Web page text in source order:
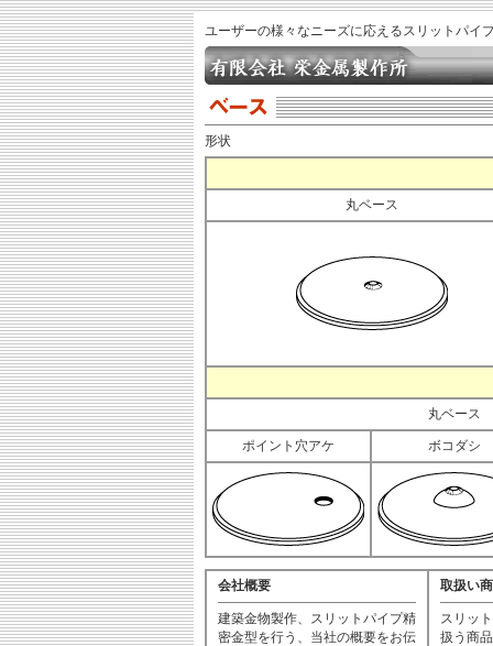
ユーザーの様々なニーズに応えるスリットパイ
形状
丸ベース
丸ベース
ポイント穴アケ ボコダシ
会社概要
建築金物製作、スリットパイプ精
密金型を行う、当社の概要をお伝
取扱い
スリッ
扱う商